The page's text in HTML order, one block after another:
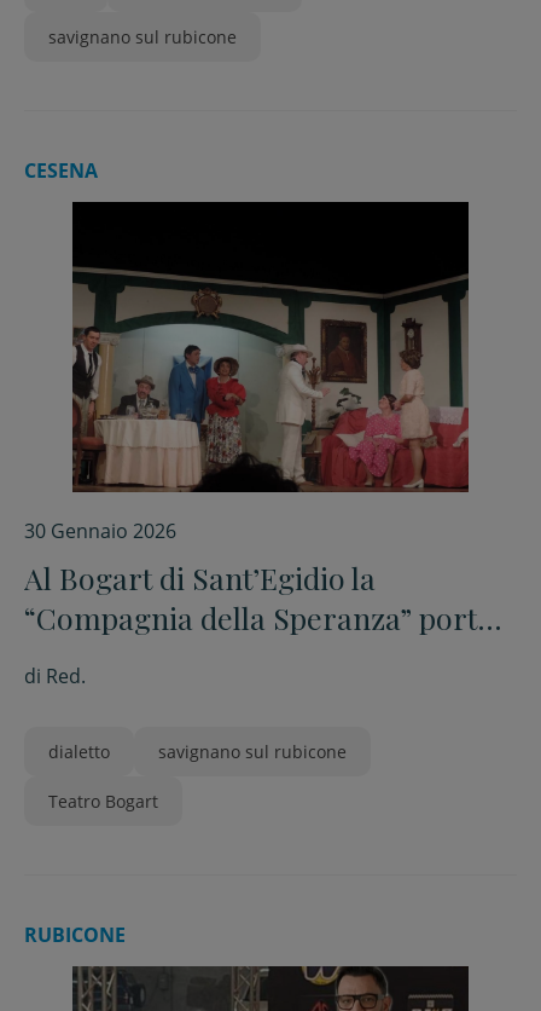
savignano sul rubicone
CESENA
30 Gennaio 2026
Al Bogart di Sant’Egidio la
“Compagnia della Speranza” porta
in scena “Trì dè in te foran vecc”
di Red.
dialetto savignano sul rubicone
Teatro Bogart
RUBICONE